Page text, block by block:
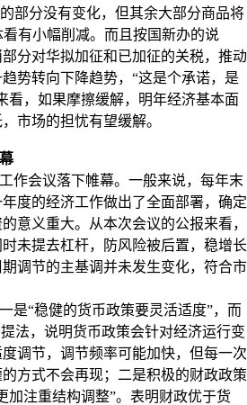
的部分没有变化，但其余大部分商品将
有小幅削减。而且按国新办的说
分对华拟加征和已加征的关税，推动
势转向下降趋势，“这是个承诺，是
看，如果摩擦缓解，明年经济基本面
市场的担忧有望缓解。
作会议落下帷幕。一般来说，每年末
度的经济工作做出了全面部署，确定
意义重大。从本次会议的公报来看，
未提去杠杆，防风险被后置，稳增长
调节的主基调并未发生变化，符合市
是“稳健的货币政策要灵活适度”，而
法，说明货币政策会针对经济运行变
调节，调节频率可能加快，但每一次
方式不会再现；二是积极的财政政策
加注重结构调整”。表明财政优于货